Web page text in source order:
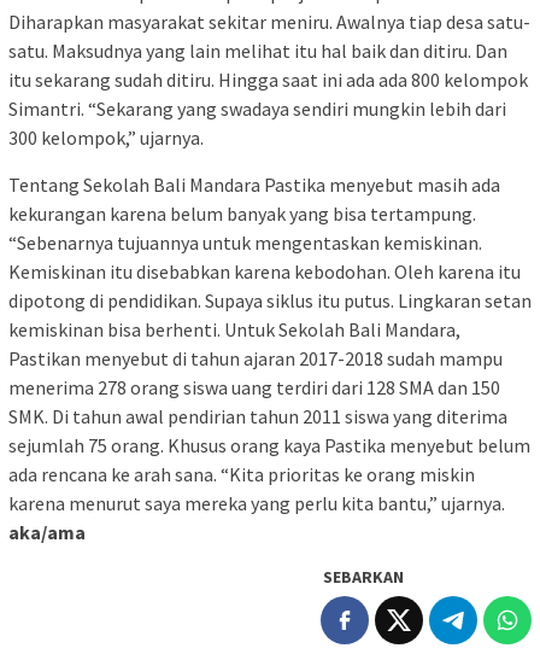
Diharapkan masyarakat sekitar meniru. Awalnya tiap desa satu-
satu. Maksudnya yang lain melihat itu hal baik dan ditiru. Dan
itu sekarang sudah ditiru. Hingga saat ini ada ada 800 kelompok
Simantri. “Sekarang yang swadaya sendiri mungkin lebih dari
300 kelompok,” ujarnya.
Tentang Sekolah Bali Mandara Pastika menyebut masih ada
kekurangan karena belum banyak yang bisa tertampung.
“Sebenarnya tujuannya untuk mengentaskan kemiskinan.
Kemiskinan itu disebabkan karena kebodohan. Oleh karena itu
dipotong di pendidikan. Supaya siklus itu putus. Lingkaran setan
kemiskinan bisa berhenti. Untuk Sekolah Bali Mandara,
Pastikan menyebut di tahun ajaran 2017-2018 sudah mampu
menerima 278 orang siswa uang terdiri dari 128 SMA dan 150
SMK. Di tahun awal pendirian tahun 2011 siswa yang diterima
sejumlah 75 orang. Khusus orang kaya Pastika menyebut belum
ada rencana ke arah sana. “Kita prioritas ke orang miskin
karena menurut saya mereka yang perlu kita bantu,” ujarnya.
aka/ama
SEBARKAN